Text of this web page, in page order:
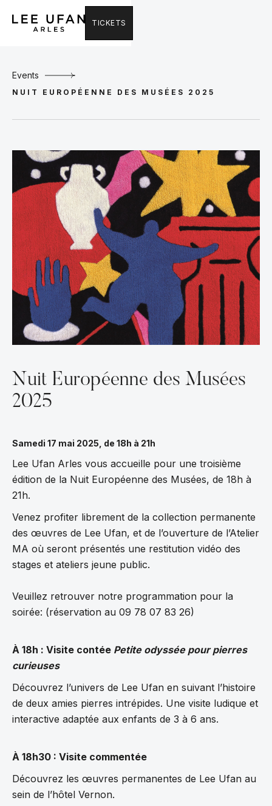
TICKETS
Events
NUIT EUROPÉENNE DES MUSÉES 2025
Nuit Européenne des Musées
2025
Samedi 17 mai 2025, de 18h à 21h
Lee Ufan Arles vous accueille pour une troisième
édition de la Nuit Européenne des Musées, de 18h à
21h.
Venez profiter librement de la collection permanente
des œuvres de Lee Ufan, et de l’ouverture de l’Atelier
MA où seront présentés une restitution vidéo des
stages et ateliers jeune public.
Veuillez retrouver notre programmation pour la
soirée: (réservation au 09 78 07 83 26)
À 18h : Visite contée Petite odyssée pour pierres
curieuses
Découvrez l’univers de Lee Ufan en suivant l’histoire
de deux amies pierres intrépides. Une visite ludique et
interactive adaptée aux enfants de 3 à 6 ans.
À 18h30 : Visite commentée
Découvrez les œuvres permanentes de Lee Ufan au
sein de l’hôtel Vernon.